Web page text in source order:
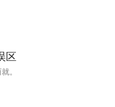
区
。